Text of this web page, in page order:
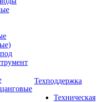
Техподдержка
Техническая